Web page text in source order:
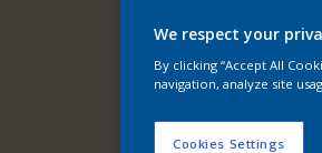
We respect your
By clicking “Accept All
navigation, analyze site
Cookies Settings